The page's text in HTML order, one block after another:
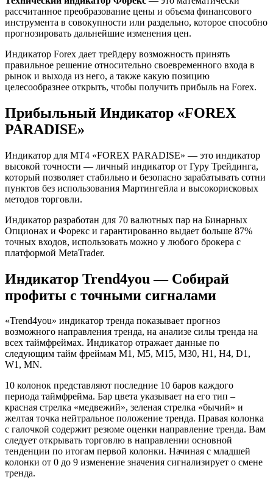
рассчитанное преобразование цены и объема финансового
инструмента в совокупности или раздельно, которое способно
прогнозировать дальнейшие изменения цен.
Индикатор Forex дает трейдеру возможность принять
правильное решение относительно своевременного входа в
рынок и выхода из него, а также какую позицию
целесообразнее открыть, чтобы получить прибыль на Forex.
Прибыльный Индикатор «FOREX
PARADISE»
Индикатор для MT4 «FOREX PARADISE» — это индикатор
высокой точности — личный индикатор от Гуру Трейдинга,
который позволяет стабильно и безопасно зарабатывать сотни
пунктов без использования Мартингейла и высокорисковых
методов торговли.
Индикатор разработан для 70 валютных пар на Бинарных
Опционах и Форекс и гарантированно выдает больше 87%
точных входов, использовать можно у любого брокера с
платформой MetaTrader.
Индикатор Trend4you — Собирай
профиты с точными сигналами
«Trend4you» индикатор тренда показывает прогноз
возможного направления тренда, на анализе силы тренда на
всех таймфреймах. Индикатор отражает данные по
следующим тайм фреймам M1, M5, M15, M30, H1, H4, D1,
W1, MN.
10 колонок представляют последние 10 баров каждого
периода таймфрейма. Бар цвета указывает на его тип –
красная стрелка «медвежий», зеленая стрелка «бычий» и
желтая точка нейтральное положение тренда. Правая колонка
с галочкой содержит резюме оценки направление тренда. Вам
следует открывать торговлю в направлении основной
тенденции по итогам первой колонки. Начиная с младшей
колонки от 0 до 9 изменение значения сигнализирует о смене
тренда.